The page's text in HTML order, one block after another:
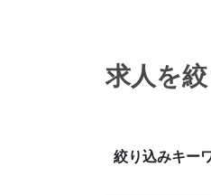
求人を
絞り込みキー